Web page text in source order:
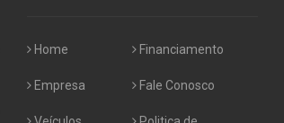
Home
Empresa
Financiamento
Fale Conosco